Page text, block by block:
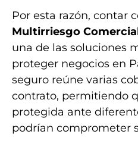
Por esta razón, contar
Multirriesgo
una de las soluciones
proteger negocios en
seguro reúne varias
contrato, permitiendo
protegida ante
podrían comprometer